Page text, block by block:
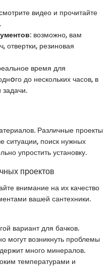
видео и прочитайте
: возможно, вам
отвертки, резиновая
время для
до нескольких часов, в
задачи.
Различные проекты
ситуации, поиск нужных
упростить установку.
проектов
внимание на их качество
вашей сантехники.
вариант для бачков.
могут возникнуть проблемы
много минералов.
температурами и